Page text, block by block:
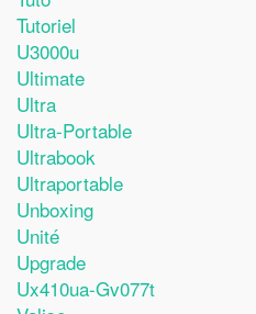
Tutoriel
U3000u
Ultimate
Ultra
Ultra-Portable
Ultrabook
Ultraportable
Unboxing
Unité
Upgrade
Ux410ua-Gv077t